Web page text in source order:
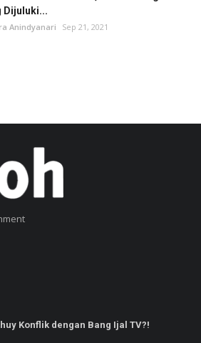
Dijuluki...
Anindyanari Sep 21, 2021
Konflik dengan Bang Ijal TV?!